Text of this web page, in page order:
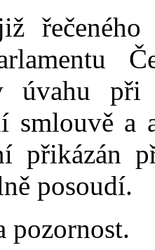
úvahu při
smlouvě a
přikázán
posoudí.
pozornost.